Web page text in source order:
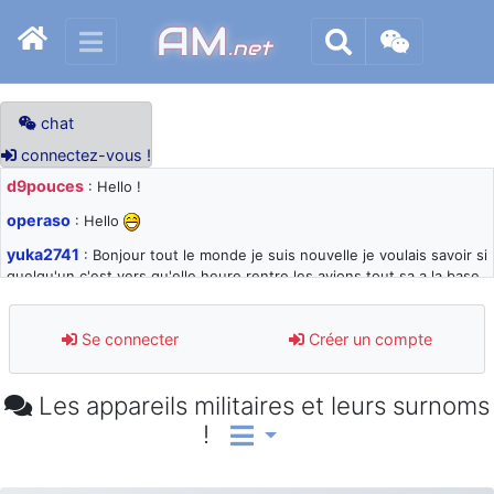
AM.net
chat
connectez-vous !
d9pouces : Hello !
operaso : Hello
yuka2741 : Bonjour tout le monde je suis nouvelle je voulais savoir si
quelqu'un c'est vers qu'elle heure rentre les avions tout sa a la base
d9pouces: désolé pour les quelques blocages du site ces derniers
jours : je teste des méthodes contre le spam et les bots trop nocifs
paxwax : Super, la nouvelle bannière
Se connecter Créer un compte
Les appareils militaires et leurs surnoms
!